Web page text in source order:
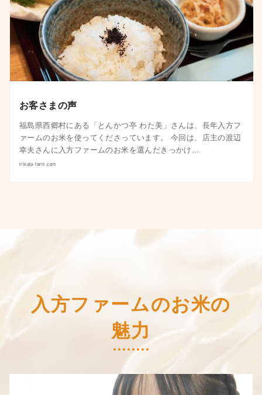
お客さまの声
福島県西郷村にある「とんかつ亭 わた美」さんは、長年入方フ
ァームのお米を使ってくださっています。 今回は、店主の渡辺
幸夫さんに入方ファームのお米を選んだきっかけ…
irikata-farm.com
入方ファームのお米の
魅力